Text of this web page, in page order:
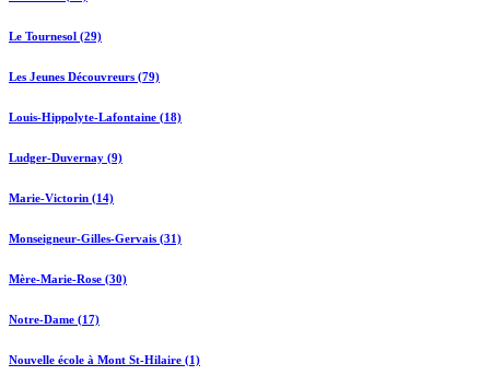
Le Tournesol (29)
Les Jeunes Découvreurs (79)
Louis-Hippolyte-Lafontaine (18)
Ludger-Duvernay (9)
Marie-Victorin (14)
Monseigneur-Gilles-Gervais (31)
Mère-Marie-Rose (30)
Notre-Dame (17)
Nouvelle école à Mont St-Hilaire (1)